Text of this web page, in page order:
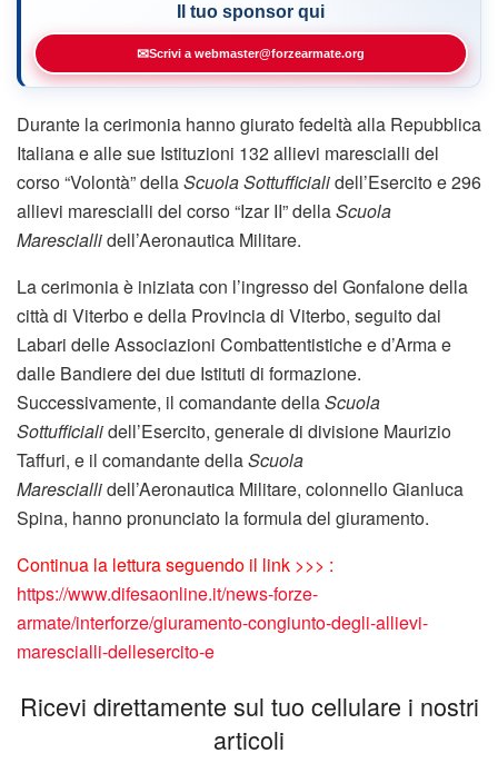
Il tuo sponsor qui
✉Scrivi a webmaster@forzearmate.org
Durante la cerimonia hanno giurato fedeltà alla Repubblica
Italiana e alle sue Istituzioni 132 allievi marescialli del
corso “Volontà” dellaScuola Sottufficialidell’Esercito e 296
allievi marescialli del corso “Izar II” dellaScuola
Maresciallidell’Aeronautica Militare.​
La cerimonia è iniziata con l’ingresso del Gonfalone della
città di Viterbo e della Provincia di Viterbo, seguito dai
Labari delle Associazioni Combattentistiche e d’Arma e
dalle Bandiere dei due Istituti di formazione.
Successivamente, il comandante dellaScuola
Sottufficialidell’Esercito, generale di divisione Maurizio
Taffuri, e il comandante dellaScuola
Maresciallidell’Aeronautica Militare, colonnello Gianluca
Spina, hanno pronunciato la formula del giuramento.
Continua la lettura seguendo il link >>> :
https://www.difesaonline.it/news-forze-
armate/interforze/giuramento-congiunto-degli-allievi-
marescialli-dellesercito-e
Ricevi direttamente sul tuo cellulare i nostri
articoli